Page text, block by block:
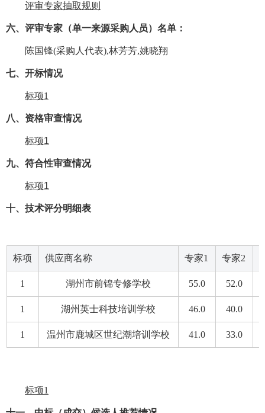
评审专家抽取规则
六、 评审专家（单一来源采购人员）名单：
陈国锋(采购人代表),林芳芳,姚晓翔
七、开标情况
标项1
八、资格审查情况
标项1
九、符合性审查情况
标项1
十、技术评分明细表
标项 供应商名称 专家1 专家2
1 湖州市前锦专修学校 55.0 52.0
1 湖州英士科技培训学校 46.0 40.0
1 温州市鹿城区世纪潮培训学校 41.0 33.0
标项1